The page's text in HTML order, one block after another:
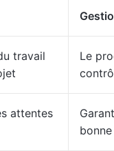
travail
Le
attentes